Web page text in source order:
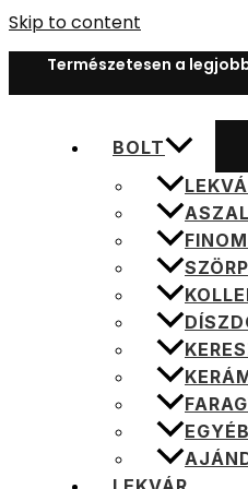
Skip to content
Természetesen a
BOLT
EGYÉB